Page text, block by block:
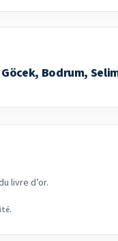
Bodrum,
livre d’or.